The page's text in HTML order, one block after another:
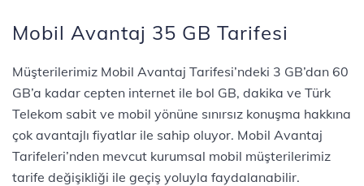
Mobil Avantaj 35 GB Tarifesi
Müşterilerimiz Mobil Avantaj Tarifesi’ndeki 3 GB’dan 60
GB’a kadar cepten internet ile bol GB, dakika ve Türk
Telekom sabit ve mobil yönüne sınırsız konuşma hakkına
çok avantajlı fiyatlar ile sahip oluyor. Mobil Avantaj
Tarifeleri’nden mevcut kurumsal mobil müşterilerimiz
tarife değişikliği ile geçiş yoluyla faydalanabilir.